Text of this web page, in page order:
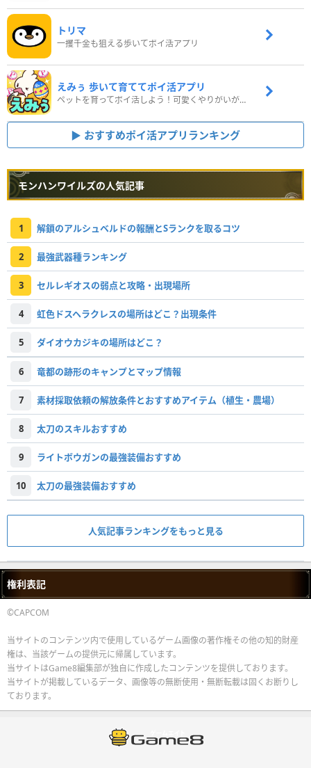
トリマ
一攫千金も狙える歩いてポイ活アプリ
えみぅ 歩いて育ててポイ活アプリ
ペットを育ってポイ活しよう！可愛くやりがいがある新感覚アプリ
おすすめポイ活アプリランキング
モンハンワイルズの人気記事
1 解鎖のアルシュベルドの報酬とSランクを取るコツ
2 最強武器種ランキング
3 セルレギオスの弱点と攻略・出現場所
4 虹色ドスヘラクレスの場所はどこ？出現条件
5 ダイオウカジキの場所はどこ？
6 竜都の跡形のキャンプとマップ情報
7 素材採取依頼の解放条件とおすすめアイテム（植生・農場）
8 太刀のスキルおすすめ
9 ライトボウガンの最強装備おすすめ
10 太刀の最強装備おすすめ
人気記事ランキングをもっと見る
権利表記
©CAPCOM
当サイトのコンテンツ内で使用しているゲーム画像の著作権その他の知的財産
権は、当該ゲームの提供元に帰属しています。
当サイトはGame8編集部が独自に作成したコンテンツを提供しております。
当サイトが掲載しているデータ、画像等の無断使用・無断転載は固くお断りし
ております。